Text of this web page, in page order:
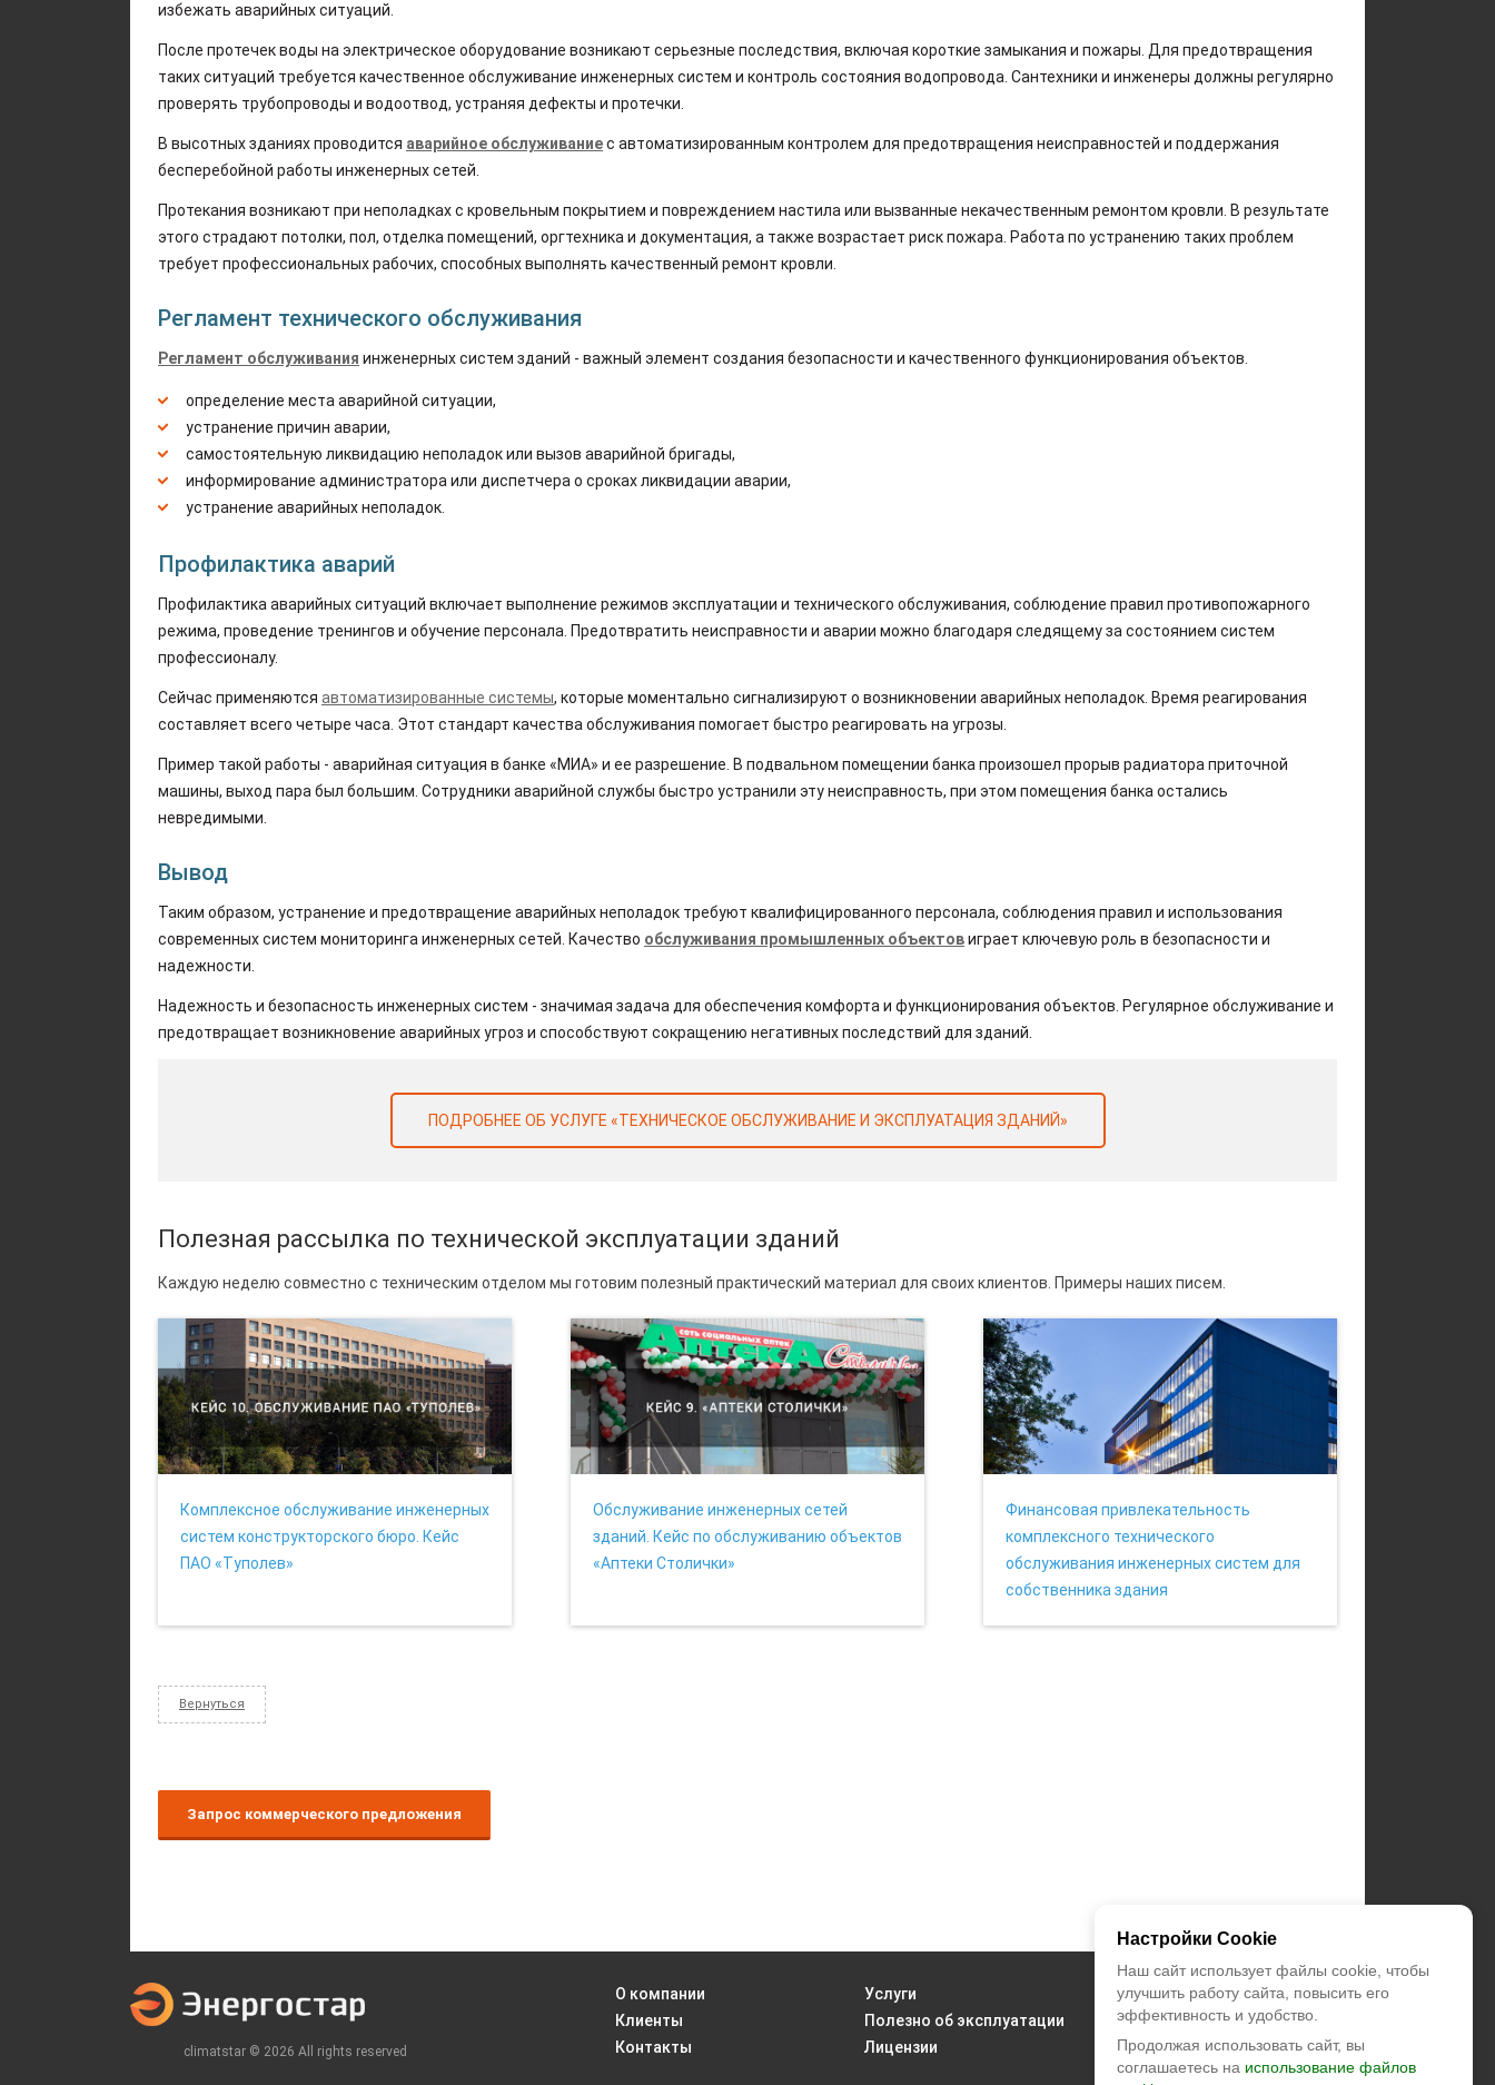
избежать аварийных ситуаций.
После протечек воды на электрическое оборудование возникают серьезные последствия, включая короткие замыкания и пожары. Для предотвращения
таких ситуаций требуется качественное обслуживание инженерных систем и контроль состояния водопровода. Сантехники и инженеры должны регулярно
проверять трубопроводы и водоотвод, устраняя дефекты и протечки.
В высотных зданиях проводится аварийное обслуживаниес автоматизированным контролем для предотвращения неисправностей и поддержания
бесперебойной работы инженерных сетей.
Протекания возникают при неполадках с кровельным покрытием и повреждением настила или вызванные некачественным ремонтом кровли. В результате
этого страдают потолки, пол, отделка помещений, оргтехника и документация, а также возрастает риск пожара. Работа по устранению таких проблем
требует профессиональных рабочих, способных выполнять качественный ремонт кровли.
Регламент технического обслуживания
Регламент обслуживания инженерных систем зданий - важный элемент создания безопасности и качественного функционирования объектов.
определение места аварийной ситуации,
устранение причин аварии,
самостоятельную ликвидацию неполадок или вызов аварийной бригады,
информирование администратора или диспетчера о сроках ликвидации аварии,
устранение аварийных неполадок.
Профилактика аварий
Профилактика аварийных ситуаций включает выполнение режимов эксплуатации и технического обслуживания, соблюдение правил противопожарного
режима, проведение тренингов и обучение персонала. Предотвратить неисправности и аварии можно благодаря следящему за состоянием систем
профессионалу.
Сейчас применяются автоматизированные системы, которые моментально сигнализируют о возникновении аварийных неполадок. Время реагирования
составляет всего четыре часа. Этот стандарт качества обслуживания помогает быстро реагировать на угрозы.
Пример такой работы - аварийная ситуация в банке «МИА» и ее разрешение. В подвальном помещении банка произошел прорыв радиатора приточной
машины, выход пара был большим. Сотрудники аварийной службы быстро устранили эту неисправность, при этом помещения банка остались
невредимыми.
Вывод
Таким образом, устранение и предотвращение аварийных неполадок требуют квалифицированного персонала, соблюдения правил и использования
современных систем мониторинга инженерных сетей. Качество обслуживания промышленных объектовиграет ключевую роль в безопасности и
надежности.
Надежность и безопасность инженерных систем - значимая задача для обеспечения комфорта и функционирования объектов. Регулярное обслуживание и
предотвращает возникновение аварийных угроз и способствуют сокращению негативных последствий для зданий.
ПОДРОБНЕЕ ОБ УСЛУГЕ «ТЕХНИЧЕСКОЕ ОБСЛУЖИВАНИЕ И ЭКСПЛУАТАЦИЯ ЗДАНИЙ»
Полезная рассылка по технической эксплуатации зданий
Каждую неделю совместно с техническим отделом мы готовим полезный практический материал для своих клиентов. Примеры наших писем.
Комплексное обслуживание инженерных
систем конструкторского бюро. Кейс
ПАО «Туполев»
Обслуживание инженерных сетей
зданий. Кейс по обслуживанию объектов
«Аптеки Столички»
Финансовая привлекательность
комплексного технического
обслуживания инженерных систем для
собственника здания
Вернуться
Запрос коммерческого предложения
climatstar © 2026 All rights reserved
О компании
Клиенты
Контакты
Услуги
Полезно об эксплуатации
Лицензии
+7 (495) 374-55-85
zakaz@climatstar.ru
Настройки Cookie
Наш сайт использует файлы cookie, чтобы
улучшить работу сайта, повысить его
эффективность и удобство.
Продолжая использовать сайт, вы
соглашаетесь на использование файлов